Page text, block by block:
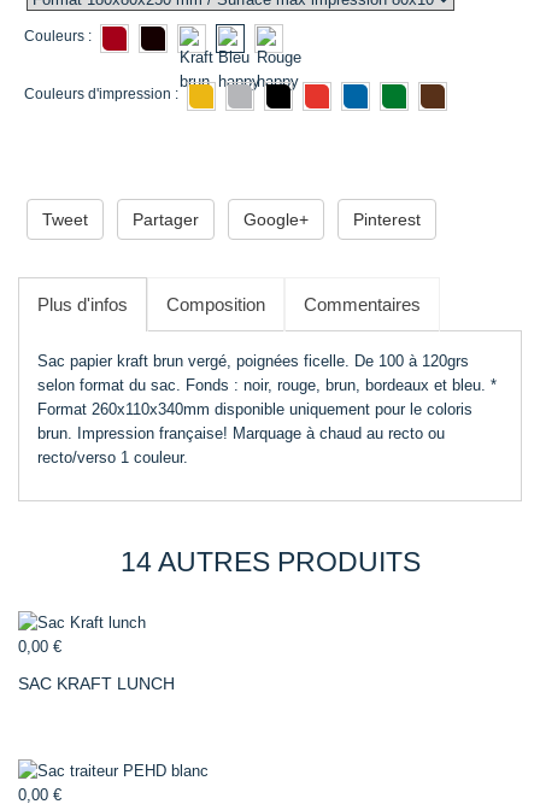
Couleurs :
Couleurs d'impression :
Tweet Partager Google+ Pinterest
Plus d'infos Composition Commentaires
Sac papier kraft brun vergé, poignées ficelle. De 100 à 120grs
selon format du sac. Fonds : noir, rouge, brun, bordeaux et bleu. *
Format 260x110x340mm disponible uniquement pour le coloris
brun. Impression française! Marquage à chaud au recto ou
recto/verso 1 couleur.
14 AUTRES PRODUITS
0,00 €
SAC KRAFT LUNCH
0,00 €